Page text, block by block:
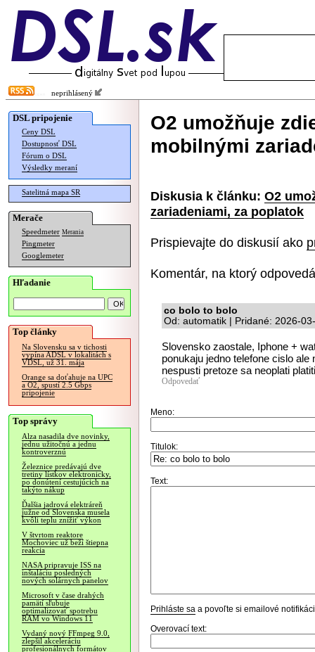
neprihlásený
DSL pripojenie
Ceny DSL
Dostupnosť DSL
Fórum o DSL
Výsledky meraní
Satelitná mapa SR
Merače
Speedmeter Merania
Pingmeter
Googlemeter
Hľadanie
Top články
Na Slovensku sa v tichosti
vypína ADSL v lokalitách s
VDSL, už 31. mája
Orange sa doťahuje na UPC
a O2, spustí 2.5 Gbps
pripojenie
Top správy
Alza nasadila dve novinky,
jednu užitočnú a jednu
kontroverznú
Železnice predávajú dve
tretiny lístkov elektronicky,
po donútení cestujúcich na
takýto nákup
Ďalšia jadrová elektráreň
južne od Slovenska musela
kvôli teplu znížiť výkon
V štvrtom reaktore
Mochoviec už beží štiepna
reakcia
NASA pripravuje ISS na
inštaláciu posledných
nových solárnych panelov
Microsoft v čase drahých
pamätí sľubuje
optimalizovať spotrebu
RAM vo Windows 11
Vydaný nový FFmpeg 9.0,
zlepšil akceleráciu
profesionálnych formátov
O2 umožňuje
mobilnými
Diskusia k článku: O2
zariadeniami, za poplatok
Prispievajte do diskusií ako
Komentár, na ktorý
co bolo to bolo
Od: automatik | Pridané: 2026-
Slovensko zaostale, Iphone +
ponukaju jedno telefone cislo
nespusti pretoze sa neoplati
Odpovedať
Meno:
Titulok:
Text:
Prihláste sa a povoľte si emailové
Overovací text: